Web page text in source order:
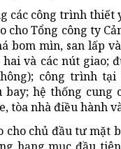
các công trình
Tổng công ty
bom mìn, san lấp
và các nút giao;
công trình
hệ thống cung
tòa nhà điều hành
chủ đầu tư mặt